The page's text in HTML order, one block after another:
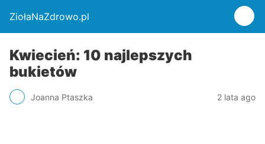
ZiołaNaZdrowo.pl
Kwiecień: 10 najlepszych
bukietów
Joanna Ptaszka 2 lata ago